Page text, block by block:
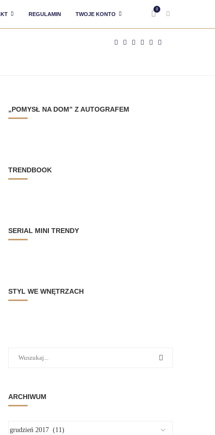
REGULAMIN TWOJE KONTO
0
„POMYSŁ NA DOM” Z AUTOGRAFEM
TRENDBOOK
SERIAL MINI TRENDY
STYL WE WNĘTRZACH
ARCHIWUM